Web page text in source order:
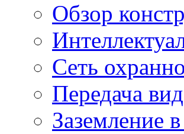
Обзор
Cеть
Передача
Заземление